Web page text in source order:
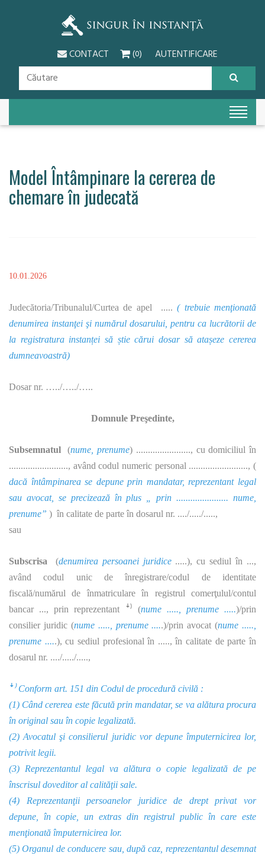
CONTACT (0) AUTENTIFICARE
Model Întâmpinare la cererea de
chemare în judecată
10.01.2026
Judecătoria/Tribunalul/Curtea de apel .....( trebuie menţionată
denumirea instanţei şi numărul dosarului, pentru ca lucrătorii de
la registratura instanței să știe cărui dosar să atașeze cererea
dumneavoastră)
Dosar nr. …../…../…..
Domnule Preşedinte,
Subsemnatul (nume, prenume) ......................., cu domiciliul în
........................., având codul numeric personal ........................., (
dacă întâmpinarea se depune prin mandatar, reprezentant legal
sau avocat, se precizează în plus „ prin ...................... nume,
prenume” ) în calitate de parte în dosarul nr. ..../...../.....,
sau
Subscrisa (denumirea persoanei juridice .....), cu sediul în ...,
având codul unic de înregistrare/codul de identitate
fiscală/numărul de înmatriculare în registrul comerţulul/contul
bancar ..., prin reprezentant ꜜ⁾ (nume ....., prenume .....)/prin
consilier juridic (nume ....., prenume .....)/prin avocat (nume .....,
prenume .....), cu sediul profesional în ....., în calitate de parte în
dosarul nr. ..../...../.....,
ꜜ⁾ Conform art. 151 din Codul de procedură civilă :
(1) Când cererea este făcută prin mandatar, se va alătura procura
în original sau în copie legalizată.
(2) Avocatul şi consilierul juridic vor depune împuternicirea lor,
potrivit legii.
(3) Reprezentantul legal va alătura o copie legalizată de pe
înscrisul doveditor al calităţii sale.
(4) Reprezentanţii persoanelor juridice de drept privat vor
depune, în copie, un extras din registrul public în care este
menţionată împuternicirea lor.
(5) Organul de conducere sau, după caz, reprezentantul desemnat